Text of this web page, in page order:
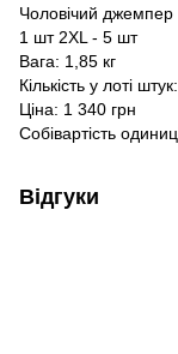
Чоловічий джемпер
1 шт 2XL - 5 шт
Вага: 1,85 кг
Кількість у лоті
Ціна: 1 340 грн
Собівартість
Відгуки